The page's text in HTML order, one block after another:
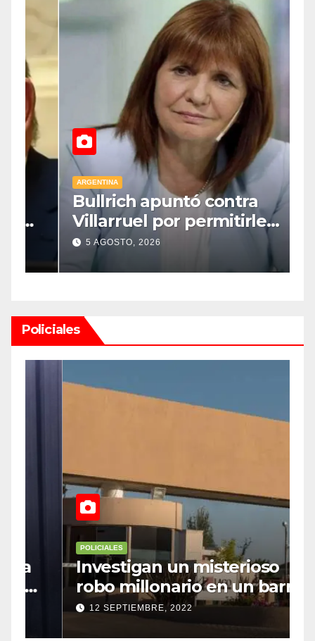
ARGENTINA
Bullrich apuntó contra
Villarruel por permitirle
votar a distancia a una
senadora kirchnerista: “Es
un mamarracho”
5 AGOSTO, 2026
Policiales
POLICIALES
Investigan un misterioso
robo millonario en un barrio
top de Maipú
12 SEPTIEMBRE, 2022